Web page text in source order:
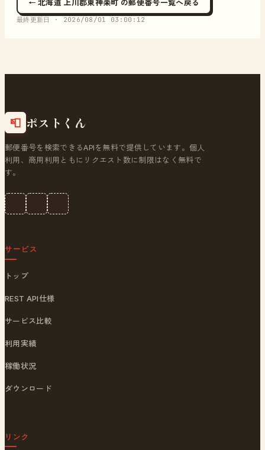
← 北海道 上川郡東神楽町 の郵便番号一覧へ戻る
最終更新日 · 2026/08/01 03:00:12
📮 ポストくん
郵便番号を検索できるAPIを無料で提供しています。個人
利用、商用利用ともにリクエスト数に制限はなく無料で
す。
サービス
トップ
REST API仕様
サービス比較
利用実績
稼働状況
ダウンロード
リンク